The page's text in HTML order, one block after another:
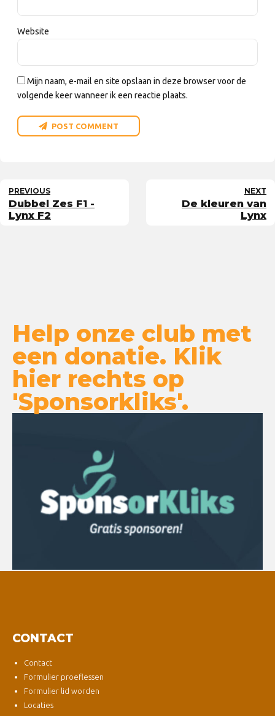
Website
Mijn naam, e-mail en site opslaan in deze browser voor de
volgende keer wanneer ik een reactie plaats.
POST COMMENT
PREVIOUS
Dubbel Zes F1 -
Lynx F2
NEXT
De kleuren van
Lynx
Help onze club met
een donatie. Klik
hier rechts op
'Sponsorkliks'.
CONTACT
Contact
Formulier proeflessen
Formulier lid worden
Locaties